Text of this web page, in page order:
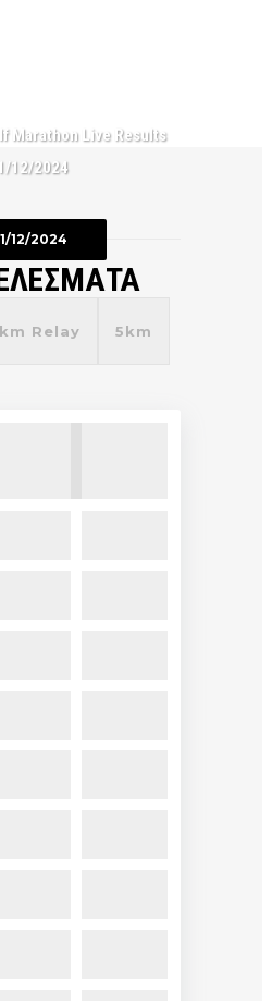
Marathon Live Results
12/2024
12/2024
Relay 5km